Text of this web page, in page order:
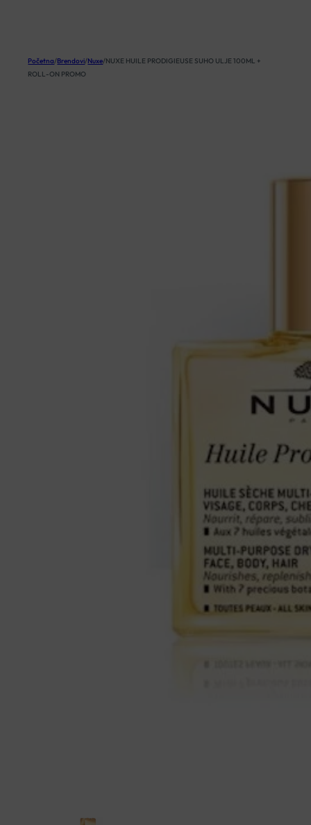
Početna/Brendovi/Nuxe/NUXE HUILE PRODIGIEUSE SUHO ULJE 100ML +
ROLL-ON PROMO